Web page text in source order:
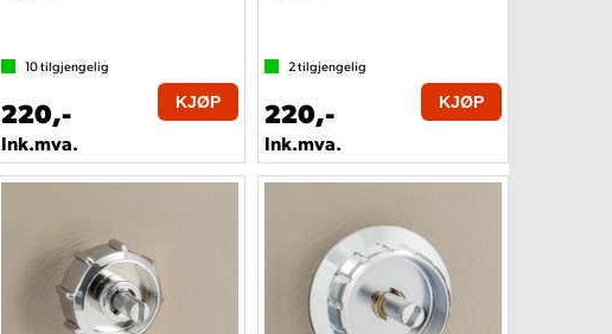
10tilgjengelig
220,-
Ink.mva.
KJØP
2tilgjengelig
220,-
Ink.mva.
KJØP